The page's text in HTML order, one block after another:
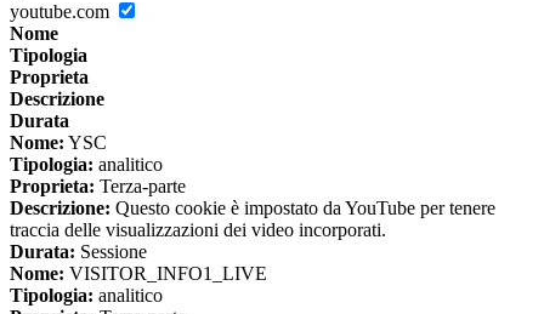
youtube.com
Nome
Tipologia
Proprieta
Descrizione
Durata
Nome: YSC
Tipologia: analitico
Proprieta: Terza-parte
Descrizione: Questo cookie è impostato da YouTube per tenere
traccia delle visualizzazioni dei video incorporati.
Durata: Sessione
Nome: VISITOR_INFO1_LIVE
Tipologia: analitico